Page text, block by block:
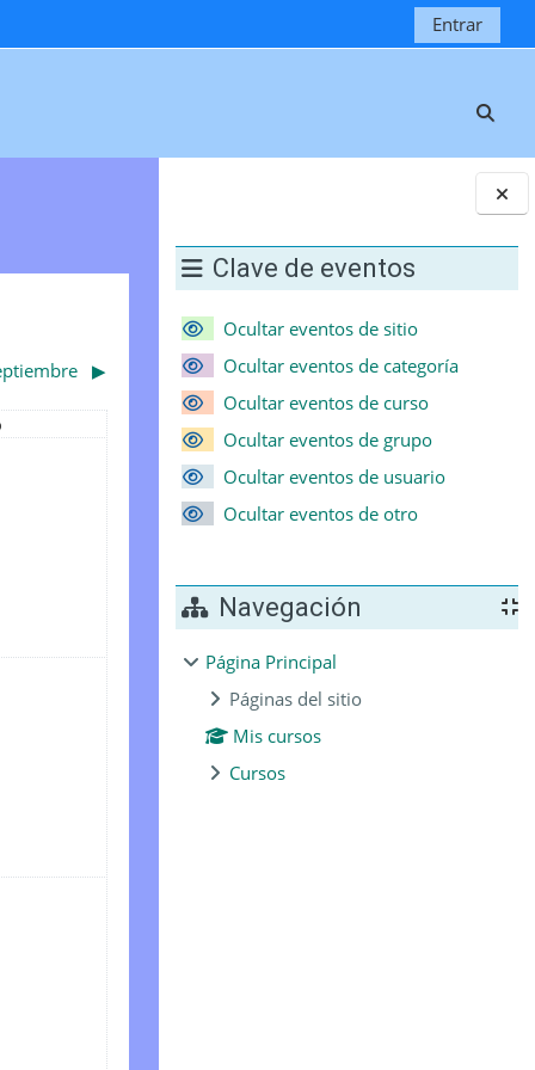
Bloques
Clave de eventos
Ocultar eventos de sitio
Ocultar eventos de categoría
Ocultar eventos de curso
Ocultar eventos de grupo
Ocultar eventos de usuario
Ocultar eventos de otro
Navegación
Página Principal
Páginas del sitio
Mis cursos
Cursos
Entrar
▶︎
sábado, 2 agosto
sábado, 9 agosto
sábado, 16 agosto